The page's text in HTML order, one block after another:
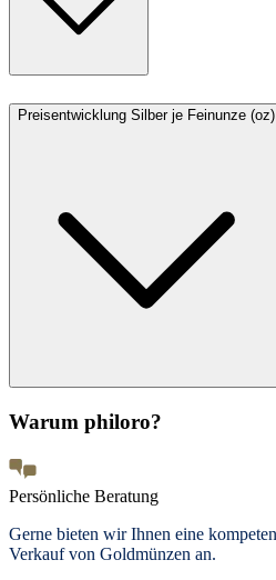
Preisentwicklung Silber je Feinunze (oz)
Warum philoro?
Persönliche Beratung
Gerne bieten wir Ihnen eine
Verkauf von Goldmünzen an.